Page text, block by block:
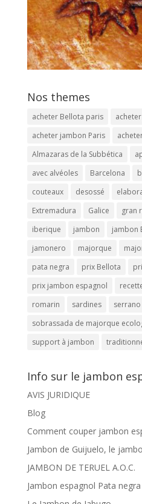
Nos themes
acheter Bellota paris
acheter jambon Paris
Almazaras de la Subbética
avec alvéoles
Barcelona
couteaux
desossé
Extremadura
Galice gran
iberique
jambon jambon
jamonero
majorque
pata negra
prix Bellota
prix jambon espagnol
romarin
sardines serrano
sobrassada de majorque
support à jambon
Info sur le jambon
AVIS JURIDIQUE
Blog
Comment couper jambon
Jambon de Guijuelo, le
JAMBON DE TERUEL A.O.C.
Jambon espagnol Pata